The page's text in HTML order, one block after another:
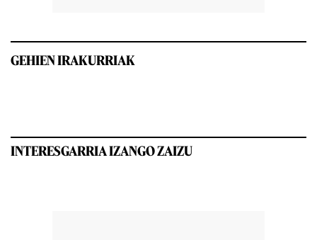
GEHIEN IRAKURRIAK
INTERESGARRIA IZANGO ZAIZU